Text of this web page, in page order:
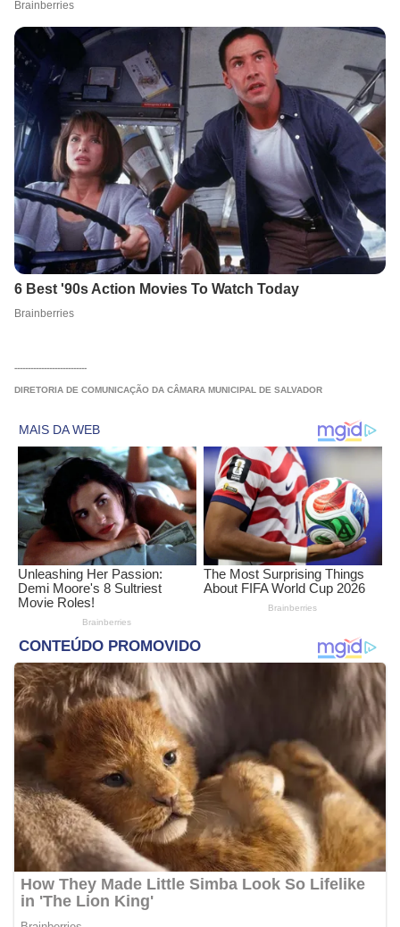
---------------------------
DIRETORIA DE COMUNICAÇÃO DA CÂMARA MUNICIPAL DE SALVADOR